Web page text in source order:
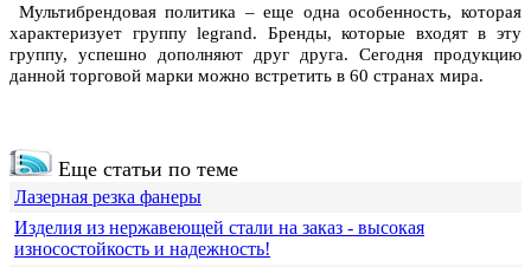
Мультибрендовая политика – еще одна особенность, которая
характеризует группу legrand. Бренды, которые входят в эту
группу, успешно дополняют друг друга. Сегодня продукцию
данной торговой марки можно встретить в 60 странах мира.
Еще статьи по теме
Лазерная резка фанеры
Изделия из нержавеющей стали на заказ - высокая
износостойкость и надежность!